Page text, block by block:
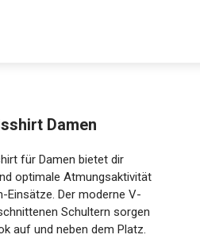
Damen
für Damen bietet dir
optimale Atmungsaktivität
Einsätze. Der moderne V-
Schultern sorgen
auf und neben dem Platz.